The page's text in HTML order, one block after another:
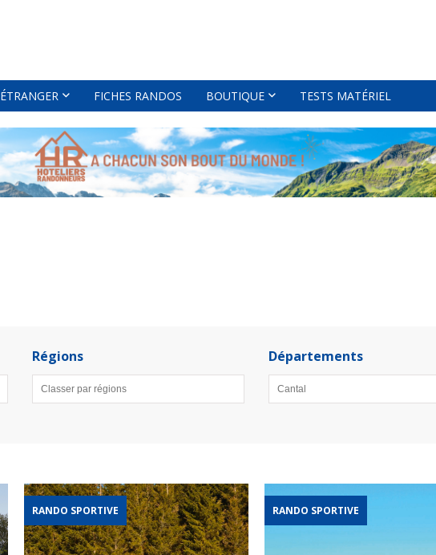
ÉTRANGER FICHES RANDOS BOUTIQUE TESTS MATÉRIEL
Régions Départements
RANDO SPORTIVE RANDO SPORTIVE